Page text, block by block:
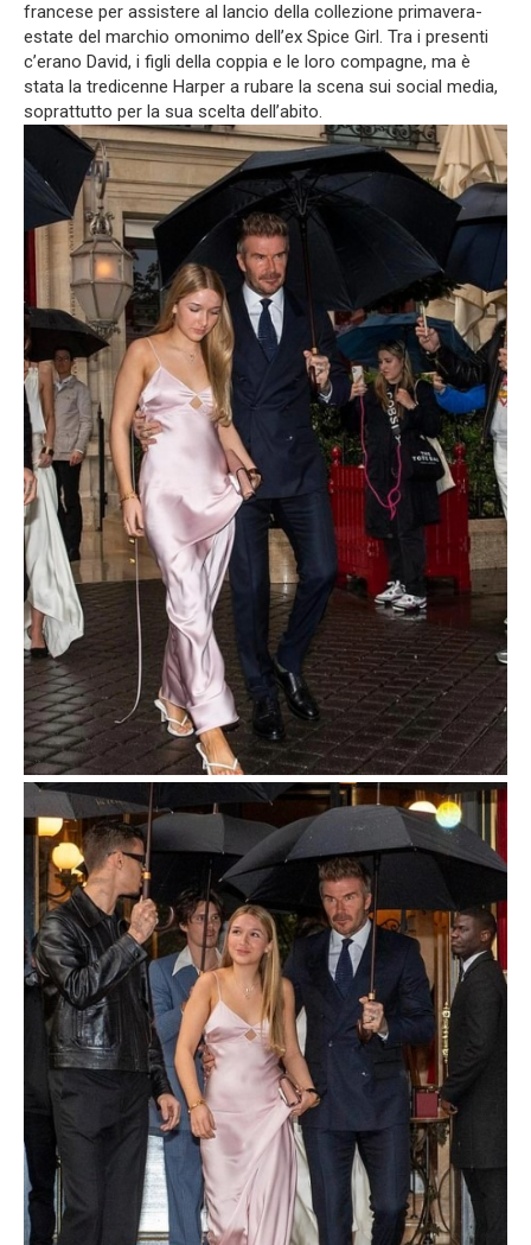
francese per assistere al lancio della collezione primavera-
estate del marchio omonimo dell’ex Spice Girl. Tra i presenti
c’erano David, i figli della coppia e le loro compagne, ma è
stata la tredicenne Harper a rubare la scena sui social media,
soprattutto per la sua scelta dell’abito.